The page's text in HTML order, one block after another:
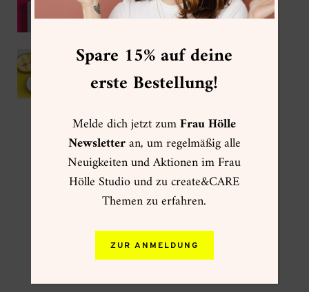
IKEA Hack – DIY Korkuntersetzer mit
FOLGE MIR
Spare 15% auf deine
erste Bestellung!
Melde dich jetzt zumFrau Hölle
Newsletteran, um regelmäßig alle
Neuigkeiten und Aktionen im Frau
Hölle Studio und zu create&CARE
Themen zu erfahren.
ZUR ANMELDUNG